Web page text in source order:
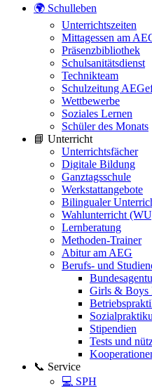
🌍 Schulleben
Unterrichtszeiten
Mittagessen am
Präsenzbibliothek
Schulsanitätsdienst
Technikteam
Schulzeitung
Wettbewerbe
Soziales Lernen
Schüler des Monats
📘 Unterricht
Unterrichtsfächer
Digitale Bildung
Ganztagsschule
Werkstattangebote
Bilingualer
Wahlunterricht
Lernberatung
Methoden-Trainer
Abitur am AEG
Berufs- und
Girls & Boys
Stipendien
Tests und
📞 Service
💻 SPH